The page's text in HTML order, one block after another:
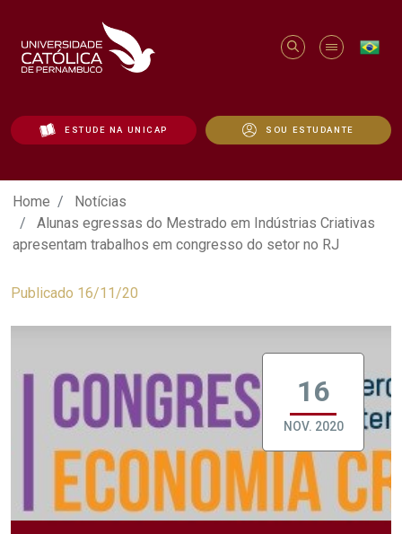
ESTUDE NA UNICAP SOU ESTUDANTE
Alunas egressas do Mestrado em
Home
Notícias
Alunas egressas do Mestrado em Indústrias Criativas
apresentam trabalhos em congresso do setor no RJ
Publicado 16/11/20
16
NOV. 2020